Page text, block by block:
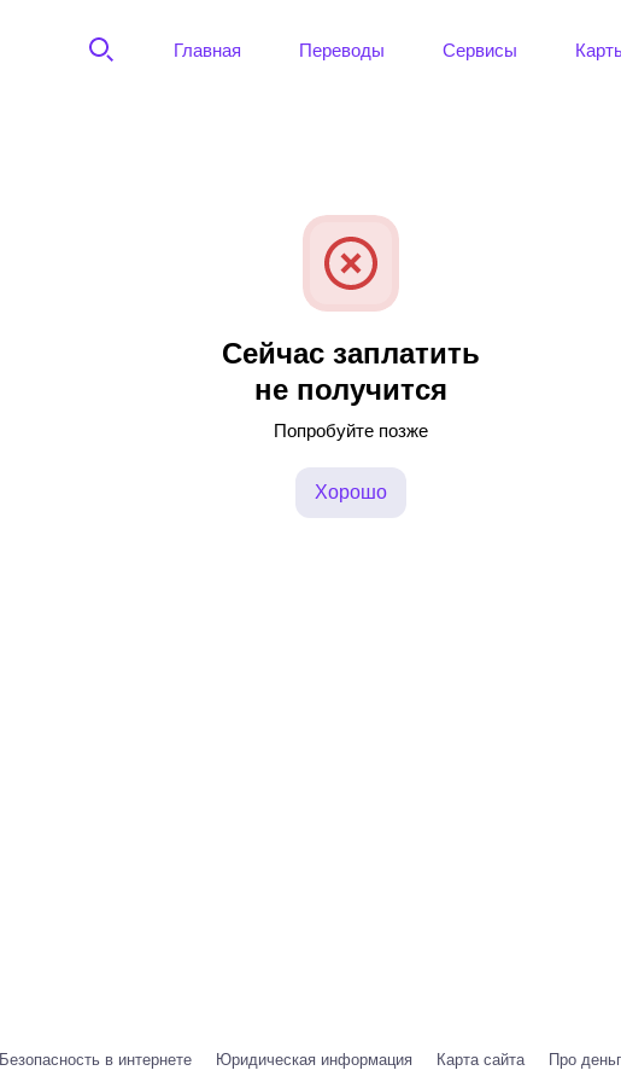
Главная Переводы Сервисы
Сейчас заплатить
не получится
Попробуйте позже
Хорошо
Безопасность в интернете Юридическая информация Карта сайта Про